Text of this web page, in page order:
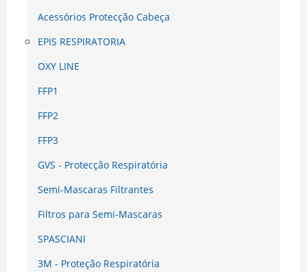
Acessórios Protecção Cabeça
EPIS RESPIRATORIA
OXY LINE
FFP1
FFP2
FFP3
GVS - Protecção Respiratória
Semi-Mascaras Filtrantes
Filtros para Semi-Mascaras
SPASCIANI
3M - Proteção Respiratória